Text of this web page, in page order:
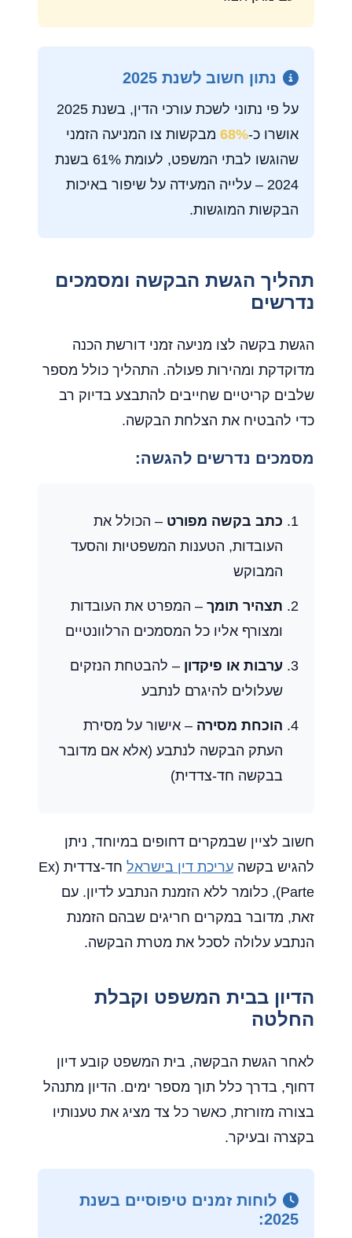
נתון חשוב לשנת 2025
על פי נתוני לשכת עורכי הדין, בשנת 2025
אושרו כ-68% מבקשות צו המניעה הזמני
שהוגשו לבתי המשפט, לעומת 61% בשנת
2024 – עלייה המעידה על שיפור באיכות
הבקשות המוגשות.
תהליך הגשת הבקשה ומסמכים
נדרשים
הגשת בקשה לצו מניעה זמני דורשת הכנה
מדוקדקת ומהירות פעולה. התהליך כולל מספר
שלבים קריטיים שחייבים להתבצע בדיוק רב
כדי להבטיח את הצלחת הבקשה.
מסמכים נדרשים להגשה:
כתב בקשה מפורט – הכולל את
העובדות, הטענות המשפטיות והסעד
המבוקש
תצהיר תומך – המפרט את העובדות
ומצורף אליו כל המסמכים הרלוונטיים
ערבות או פיקדון – להבטחת הנזקים
שעלולים להיגרם לנתבע
הוכחת מסירה – אישור על מסירת
העתק הבקשה לנתבע (אלא אם מדובר
בבקשה חד-צדדית)
חשוב לציין שבמקרים דחופים במיוחד, ניתן
להגיש בקשה עריכת דין בישראל
חד-צדדית (Ex
Parte), כלומר ללא הזמנת הנתבע לדיון. עם
זאת, מדובר במקרים חריגים שבהם הזמנת
הנתבע עלולה לסכל את מטרת הבקשה.
הדיון בבית המשפט וקבלת
החלטה
לאחר הגשת הבקשה, בית המשפט קובע דיון
דחוף, בדרך כלל תוך מספר ימים. הדיון מתנהל
בצורה מזורזת, כאשר כל צד מציג את טענותיו
בקצרה ובעיקר.
לוחות זמנים טיפוסיים בשנת
2025: